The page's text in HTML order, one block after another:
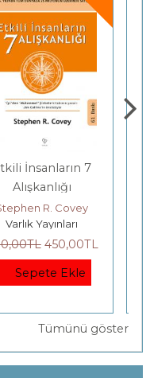
Baş Başa:
Felsefenin
Bahçesinde
Yıldız Silier
Yordam Kitap
,00TL 140,00TL
Sepete Ekle
Tümünü göster